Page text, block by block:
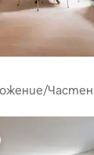
Частен
гостите